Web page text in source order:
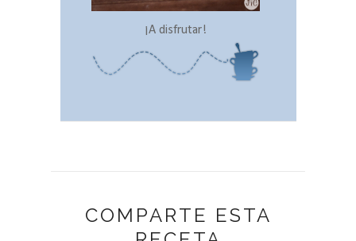
¡A disfrutar!
COMPARTE ESTA